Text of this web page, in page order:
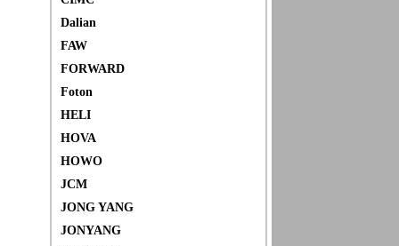
Dalian
FAW
FORWARD
Foton
HELI
HOVA
HOWO
JCM
JONG YANG
JONYANG